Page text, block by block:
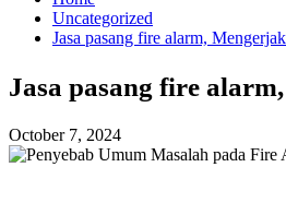
Uncategorized
Jasa pasang fire alarm,
Jasa pasang fire
October 7, 2024